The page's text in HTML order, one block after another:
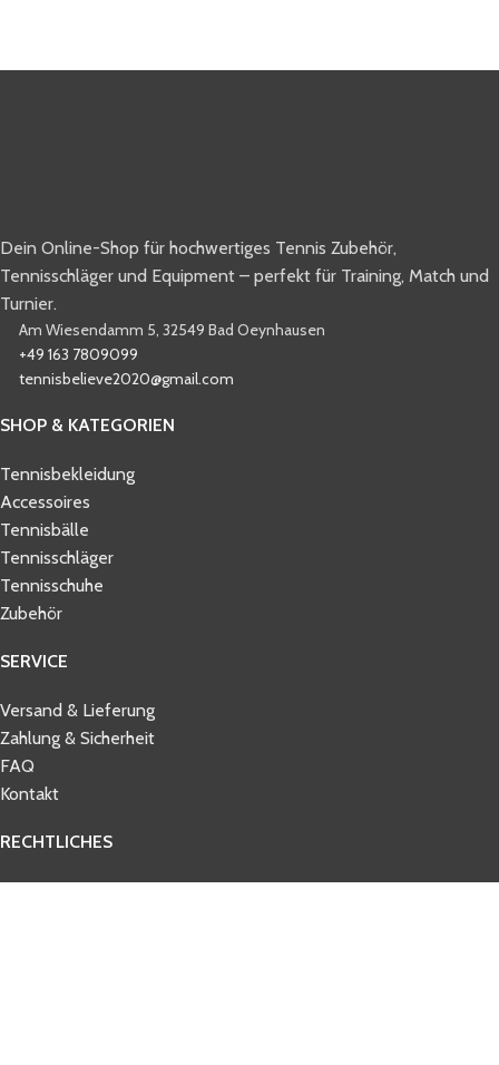
Dein Online-Shop für hochwertiges Tennis Zubehör,
Tennisschläger und Equipment – perfekt für Training, Match und
Turnier.
Am Wiesendamm 5, 32549 Bad Oeynhausen
+49 163 7809099
tennisbelieve2020@gmail.com
SHOP & KATEGORIEN
Tennisbekleidung
Accessoires
Tennisbälle
Tennisschläger
Tennisschuhe
Zubehör
SERVICE
Versand & Lieferung
Zahlung & Sicherheit
FAQ
Kontakt
RECHTLICHES